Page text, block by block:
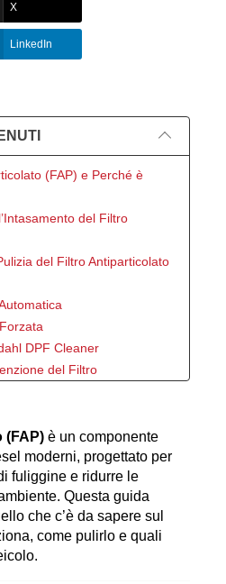
X
LinkedIn
(FAP) e Perché è
del Filtro
del Filtro Antiparticolato
DPF Cleaner
del Filtro
DPF Cleaner
(FAP) è un componente
moderni, progettato per
fuliggine e ridurre le
Questa guida
che c’è da sapere sul
come pulirlo e quali